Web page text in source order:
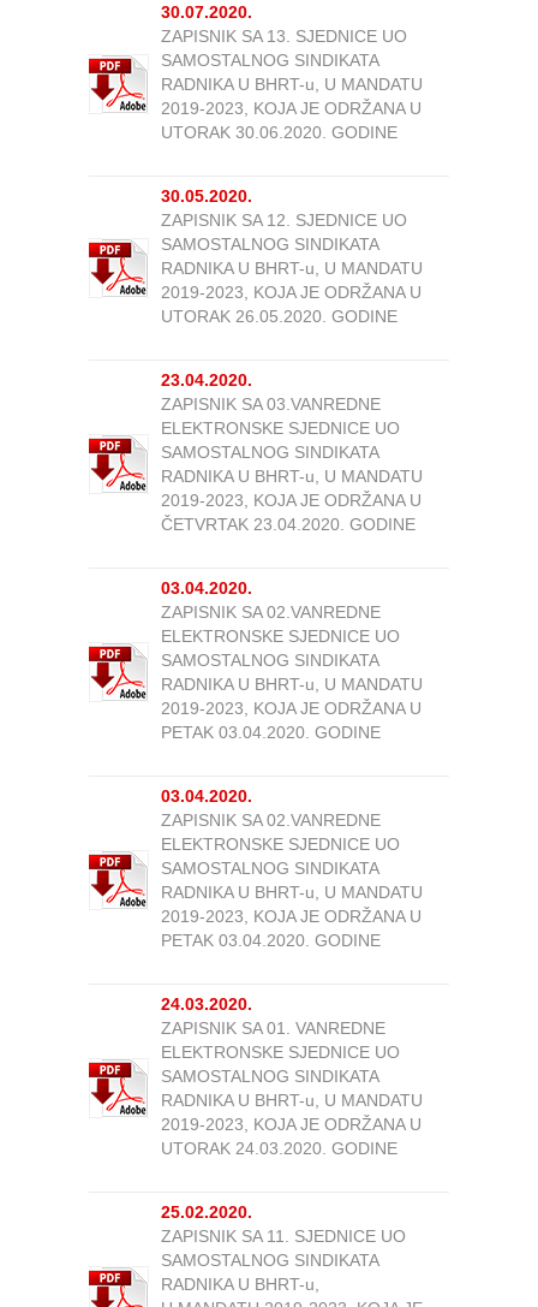
30.07.2020.
ZAPISNIK SA 13. SJEDNICE UO
SAMOSTALNOG SINDIKATA
RADNIKA U BHRT-u, U MANDATU
2019-2023, KOJA JE ODRŽANA U
UTORAK 30.06.2020. GODINE
30.05.2020.
ZAPISNIK SA 12. SJEDNICE UO
SAMOSTALNOG SINDIKATA
RADNIKA U BHRT-u, U MANDATU
2019-2023, KOJA JE ODRŽANA U
UTORAK 26.05.2020. GODINE
23.04.2020.
ZAPISNIK SA 03.VANREDNE
ELEKTRONSKE SJEDNICE UO
SAMOSTALNOG SINDIKATA
RADNIKA U BHRT-u, U MANDATU
2019-2023, KOJA JE ODRŽANA U
ČETVRTAK 23.04.2020. GODINE
03.04.2020.
ZAPISNIK SA 02.VANREDNE
ELEKTRONSKE SJEDNICE UO
SAMOSTALNOG SINDIKATA
RADNIKA U BHRT-u, U MANDATU
2019-2023, KOJA JE ODRŽANA U
PETAK 03.04.2020. GODINE
03.04.2020.
ZAPISNIK SA 02.VANREDNE
ELEKTRONSKE SJEDNICE UO
SAMOSTALNOG SINDIKATA
RADNIKA U BHRT-u, U MANDATU
2019-2023, KOJA JE ODRŽANA U
PETAK 03.04.2020. GODINE
24.03.2020.
ZAPISNIK SA 01. VANREDNE
ELEKTRONSKE SJEDNICE UO
SAMOSTALNOG SINDIKATA
RADNIKA U BHRT-u, U MANDATU
2019-2023, KOJA JE ODRŽANA U
UTORAK 24.03.2020. GODINE
25.02.2020.
ZAPISNIK SA 11. SJEDNICE UO
SAMOSTALNOG SINDIKATA
RADNIKA U BHRT-u,